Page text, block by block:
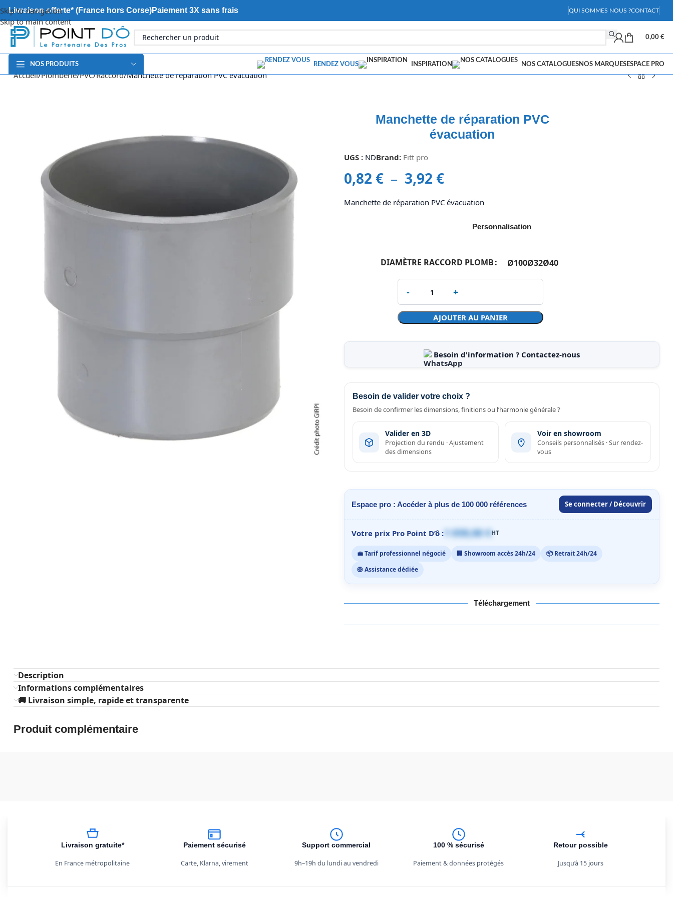
Skip to navigation
Skip to main content
Livraison offerte* (France hors Corse)Paiement 3X sans frais QUI SOMMES NOUS ?CONTACT
0,00 €
NOS PRODUITS RENDEZ VOUS INSPIRATION NOS CATALOGUESNOS MARQUESESPACE PRO
Accueil Plomberie PVC Raccord Manchette de réparation PVC évacuation
Manchette de réparation PVC
évacuation
UGS : NDBrand: Fitt pro
0,82 € – 3,92 €
Manchette de réparation PVC évacuation
Personnalisation
DIAMÈTRE RACCORD PLOMB Ø100Ø32Ø40
AJOUTER AU PANIER
Besoin d'information ? Contactez-nous
Besoin de valider votre choix ?
Besoin de confirmer les dimensions, finitions ou l’harmonie générale ?
Valider en 3D
Projection du rendu · Ajustement
des dimensions
Voir en showroom
Conseils personnalisés · Sur rendez-
vous
Espace pro : Accéder à plus de 100 000 références Se connecter / Découvrir
Votre prix Pro Point D’ô : 1 059,00 €HT
💼 Tarif professionnel négocié 🏢 Showroom accès 24h/24
📦 Retrait 24h/24
🛟 Assistance dédiée
Téléchargement
Description
Informations complémentaires
🚚 Livraison simple, rapide et transparente
Produit complémentaire
Livraison gratuite*
En France métropolitaine
Paiement sécurisé
Carte, Klarna, virement
Support commercial
9h–19h du lundi au vendredi
100 % sécurisé
Paiement & données protégés
Retour possible
Jusqu’à 15 jours